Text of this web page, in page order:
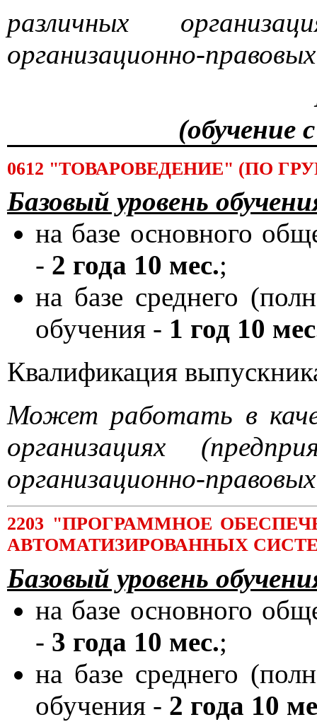
различных
организационно-
(обучение
0612 "ТОВАРОВЕДЕНИЕ" (ПО
Базовый уровень
на базе основного
- 2 года 10 мес.;
на базе среднего
обучения - 1 год 10
Квалификация
Может работать в
организациях
организационно-
2203 "ПРОГРАММНОЕ
АВТОМАТИЗИРОВАННЫХ
Базовый уровень
на базе основного
- 3 года 10 мес.;
на базе среднего
обучения - 2 года 10